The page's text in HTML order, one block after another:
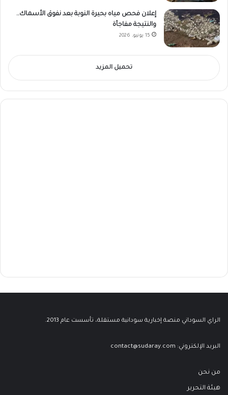
إعلان فحص مياه بحيرة النوبة بعد نفوق الأسماك..
والنتيجة مفاجأة
15 يونيو، 2026
تحميل المزيد
الراي السوداني منصة إخبارية سودانية مستقلة، تأسست عام 2013.
البريد الإلكتروني: contact@sudaray.com
من نحن
هيئة التحرير